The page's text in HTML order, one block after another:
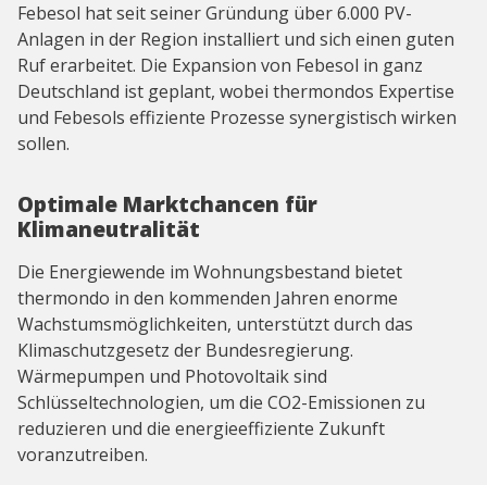
Febesol hat seit seiner Gründung über 6.000 PV-
Anlagen in der Region installiert und sich einen guten
Ruf erarbeitet. Die Expansion von Febesol in ganz
Deutschland ist geplant, wobei thermondos Expertise
und Febesols effiziente Prozesse synergistisch wirken
sollen.
Optimale Marktchancen für
Klimaneutralität
Die Energiewende im Wohnungsbestand bietet
thermondo in den kommenden Jahren enorme
Wachstumsmöglichkeiten, unterstützt durch das
Klimaschutzgesetz der Bundesregierung.
Wärmepumpen und Photovoltaik sind
Schlüsseltechnologien, um die CO2-Emissionen zu
reduzieren und die energieeffiziente Zukunft
voranzutreiben.